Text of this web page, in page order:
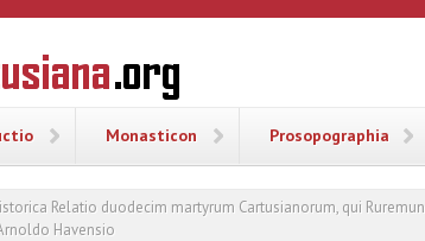
Monasticon Prosopographia
hier
Relatio duodecim martyrum Cartusianorum, qui
Havensio